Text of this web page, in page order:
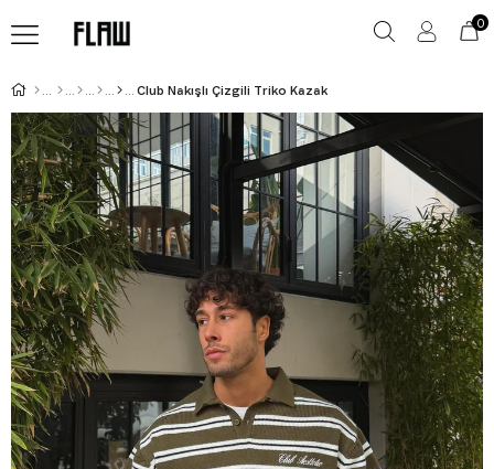
0
Club Nakışlı Çizgili Triko Kazak